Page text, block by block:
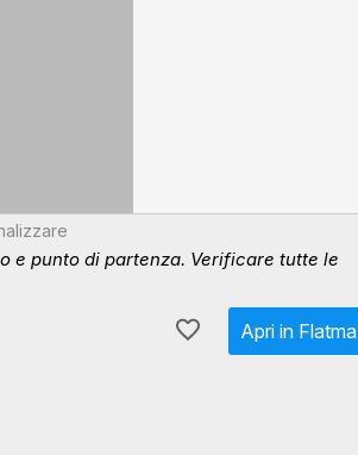
e punto di partenza. Verificare tutte le
Apri in Flatma